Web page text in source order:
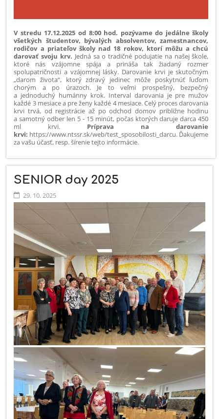
V stredu 17.12.2025 od 8:00 hod. pozývame do jedálne školy
všetkých študentov, bývalých absolventov, zamestnancov,
rodičov a priateľov školy nad 18 rokov, ktorí môžu a chcú
darovať svoju krv. Jedná sa o tradičné podujatie na našej škole,
ktoré nás vzájomne spája a prináša tak žiadaný rozmer
spolupatričnosti a vzájomnej lásky. Darovanie krvi je skutočným
„darom života“, ktorý zdravý jedinec môže poskytnúť ľuďom
chorým a po úrazoch. Je to veľmi prospešný, bezpečný
a jednoduchý humánny krok. Interval darovania je pre mužov
každé 3 mesiace a pre ženy každé 4 mesiace. Celý proces darovania
krvi trvá, od registrácie až po odchod domov približne hodinu
a samotný odber len 5 - 15 minút, počas ktorých daruje darca 450
ml krvi.
Príprava na darovanie
krvi: https://www.ntssr.sk/web/test_sposobilosti_darcu. Ďakujeme
za vašu účasť, resp. šírenie tejto informácie.
SENIOR day 2025
29. 10. 2025